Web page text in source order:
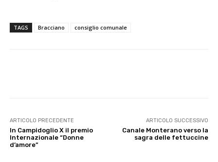
TAGS Bracciano consiglio comunale
ARTICOLO PRECEDENTE
In Campidoglio X il premio
Internazionale “Donne
d’amore”
ARTICOLO SUCCESSIVO
Canale Monterano verso la
sagra delle fettuccine